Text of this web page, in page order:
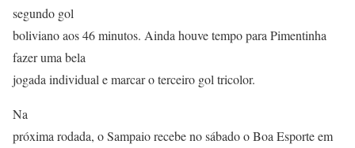
segundo gol
boliviano aos 46 minutos. Ainda houve tempo para Pimentinha
fazer uma bela
jogada individual e marcar o terceiro gol tricolor.
Na
próxima rodada, o Sampaio recebe no sábado o Boa Esporte em